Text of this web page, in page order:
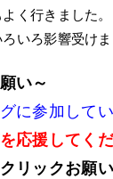
く行きました。
いろ影響受けま
い～
に参加して
応援してくだ
リックお願い